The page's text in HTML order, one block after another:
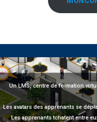
Un LMS, centre de formation
Les avatars des apprenants se
Les apprenants tchatent entre